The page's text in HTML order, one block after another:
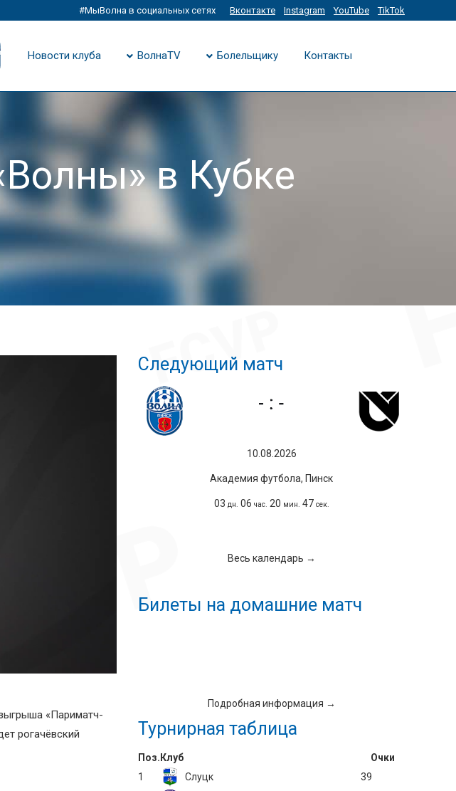
#МыВолна в социальных сетях Вконтакте Instagram YouTube TikTok
Новости клуба ВолнаTV Болельщику Контакты
в Кубке
«Париматч-
рогачёвский
Следующий матч
10.08.2026
Академия футбола, Пинск
03 дн. 06 час. 20 мин. 46 сек.
Весь календарь →
Билеты на домашние матч
Подробная информация →
Турнирная таблица
Поз. Клуб
Очки
1
Слуцк
39